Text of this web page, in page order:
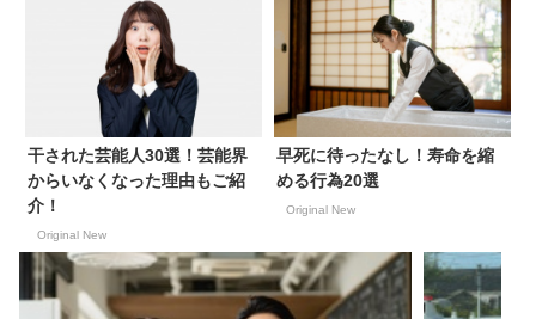
干された芸能人30選！芸能界
からいなくなった理由もご紹
介！
Original New
早死に待ったなし！寿命を縮
める行為20選
Original New